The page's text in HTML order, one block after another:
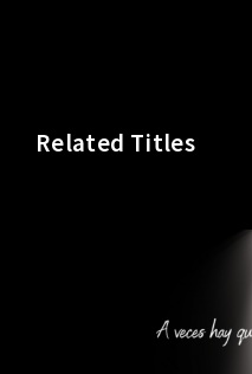
Related Titles